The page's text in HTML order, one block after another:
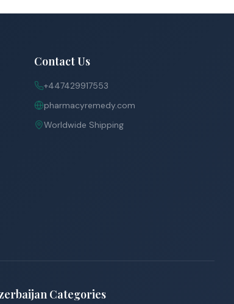
Contact Us
+447429917553
pharmacyremedy.com
Worldwide Shipping
Categories